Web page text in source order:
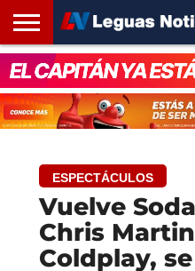
INICIO
SANTA
FE
ROSARIO24
REGIONES
ARGENTINA
OPINIÓN
CONTACTO
ESPECTÁCULOS
Vuelve
Chris
Coldplay,